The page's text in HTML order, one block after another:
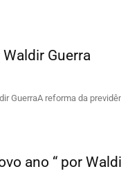
Guerra
GuerraA reforma da
ano “ por